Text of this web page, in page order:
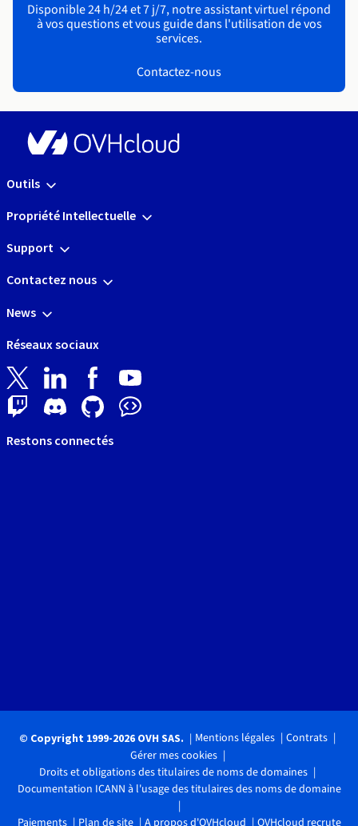
Disponible 24 h/24 et 7 j/7, notre assistant virtuel répond
à vos questions et vous guide dans l'utilisation de vos
services.
Contactez-nous
Outils
Propriété Intellectuelle
Support
Contactez nous
News
Réseaux sociaux
Restons connectés
© Copyright 1999-2026 OVH SAS. Mentions légales
Contrats
Gérer mes cookies
Droits et obligations des titulaires de noms de domaines
Documentation ICANN à l'usage des titulaires des noms de domaine
Paiements Plan de site A propos d'OVHcloud OVHcloud recrute